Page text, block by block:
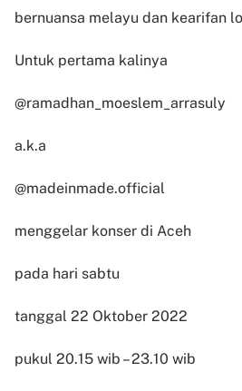
bernuansa melayu dan kearifan
Untuk pertama kalinya
@ramadhan_moeslem_arrasuly
a.k.a
@madeinmade.official
menggelar konser di Aceh
pada hari sabtu
tanggal 22 Oktober 2022
pukul 20.15 wib – 23.10 wib